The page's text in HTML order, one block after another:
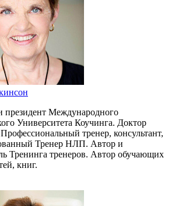
президент Международного
Университета Коучинга. Доктор
тренер, консультант,
Тренер НЛП. Автор и
Тренинга тренеров. Автор обучающих
книг.